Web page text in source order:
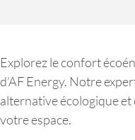
Explorez le confort
d’AF Energy. Notre
alternative écologique
votre espace.